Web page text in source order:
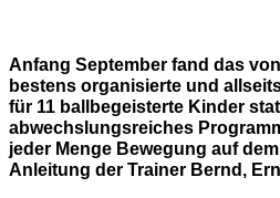
Anfang September fand das
bestens organisierte und
für 11 ballbegeisterte Kinder
abwechslungsreiches
jeder Menge Bewegung auf
Anleitung der Trainer Bernd,